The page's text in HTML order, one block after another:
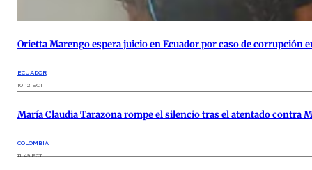
Orietta Marengo espera juicio en Ecuador por caso de corrupción
ECUADOR
10:12 ECT
María Claudia Tarazona rompe el silencio tras el atentado contra
COLOMBIA
11:49 ECT